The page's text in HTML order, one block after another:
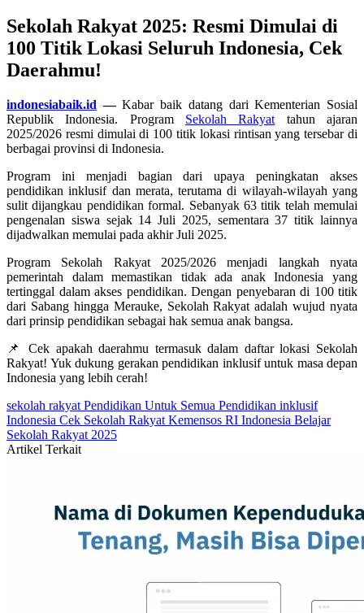
Sekolah Rakyat 2025: Resmi Dimulai di
100 Titik Lokasi Seluruh Indonesia, Cek
Daerahmu!
indonesiabaik.id —Kabar baik datang dari Kementerian Sosial
Republik Indonesia. Program Sekolah Rakyat tahun ajaran
2025/2026 resmi dimulai di 100 titik lokasi rintisan yang tersebar di
berbagai provinsi di Indonesia.
Program ini menjadi bagian dari upaya peningkatan akses
pendidikan inklusif dan merata, terutama di wilayah-wilayah yang
sulit dijangkau pendidikan formal. Sebanyak 63 titik telah memulai
pengenalan siswa sejak 14 Juli 2025, sementara 37 titik lainnya
dijadwalkan memulai pada akhir Juli 2025.
Program Sekolah Rakyat 2025/2026 menjadi langkah nyata
pemerintah dalam memastikan tidak ada anak Indonesia yang
tertinggal dalam akses pendidikan. Dengan penyebaran di 100 titik
dari Sabang hingga Merauke, Sekolah Rakyat adalah wujud nyata
dari prinsip pendidikan sebagai hak semua anak bangsa.
📌 Cek apakah daerahmu termasuk dalam daftar lokasi Sekolah
Rakyat! Yuk dukung gerakan pendidikan inklusif untuk masa depan
Indonesia yang lebih cerah!
sekolah rakyat Pendidikan Untuk Semua Pendidikan inklusif
Indonesia Cek Sekolah Rakyat Kemensos RI Indonesia Belajar
Sekolah Rakyat 2025
Artikel Terkait